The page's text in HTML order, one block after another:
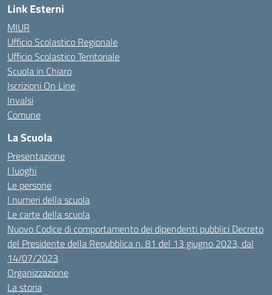
Link Esterni
MIUR
Ufficio Scolastico Regionale
Ufficio Scolastico Territoriale
Scuola in Chiaro
Iscrizioni On Line
Invalsi
Comune
La Scuola
Presentazione
I luoghi
Le persone
I numeri della scuola
Le carte della scuola
Nuovo Codice di comportamento dei dipendenti pubblici Decreto
del Presidente della Repubblica n. 81 del 13 giugno 2023, dal
14/07/2023
Organizzazione
La storia